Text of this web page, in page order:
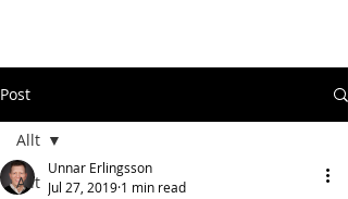
Post
Allt
Allt
Unnar Erlingsson
Jul 27, 2019 1 min read